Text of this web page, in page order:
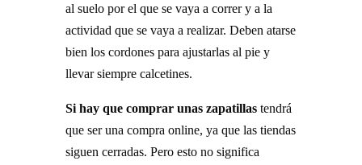
al suelo por el que se vaya a correr y a la
actividad que se vaya a realizar. Deben atarse
bien los cordones para ajustarlas al pie y
llevar siempre calcetines.
Si hay que comprar unas zapatillastendrá
que ser una compra online, ya que las tiendas
siguen cerradas. Pero esto no significa